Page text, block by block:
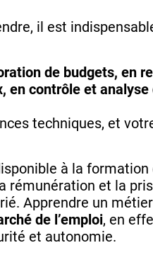
il est
de budgets, en
en contrôle et
techniques, et
à la formation
rémunération et la
Apprendre un
de l’emploi, en
et autonomie.